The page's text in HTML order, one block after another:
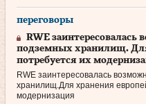
переговоры
RWE
подземных хранилищ. Для
потребуется их
RWE заинтересовалась
хранилищ.Для хранения
модернизация